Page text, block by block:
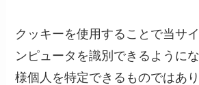
クッキーを使用することで当サ
ンピュータを識別できるように
様個人を特定できるものではあり